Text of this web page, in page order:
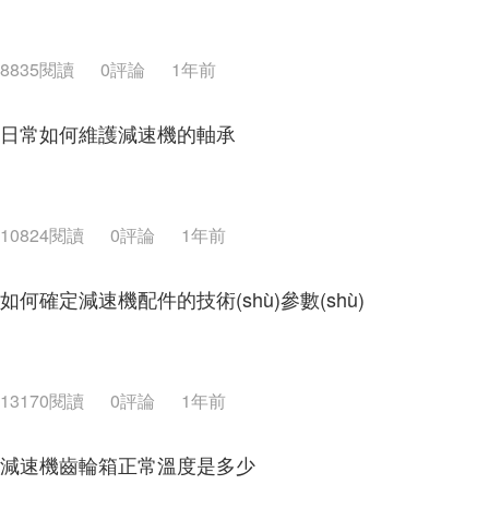
8835閱讀 0評論 1年前
日常如何維護減速機的軸承
10824閱讀 0評論 1年前
如何確定減速機配件的技術(shù)參數(shù)
13170閱讀 0評論 1年前
減速機齒輪箱正常溫度是多少